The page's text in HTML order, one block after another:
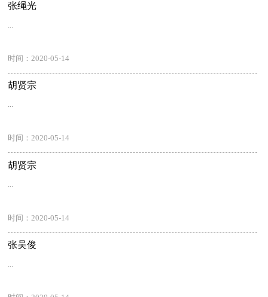
张绳光
...
时间：2020-05-14
胡贤宗
...
时间：2020-05-14
胡贤宗
时间：2020-05-14
张吴俊